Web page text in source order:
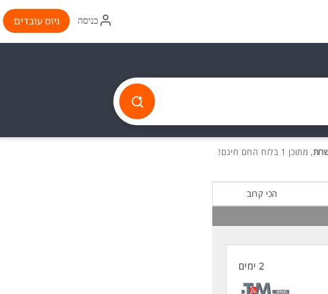
איקון
התחברות
כניסה גיוס עובדים
, מתוכן 1 בלוח החם חינם!
הכי קרוב
2 ימים